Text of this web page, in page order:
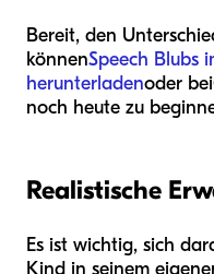
Bereit, den
könnenSpeech Blubs
herunterladenoder bei
noch heute zu
Realistische
Es ist wichtig, sich
Kind in seinem